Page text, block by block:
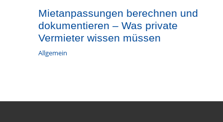
Mietanpassungen berechnen und
dokumentieren – Was private
Vermieter wissen müssen
Allgemein